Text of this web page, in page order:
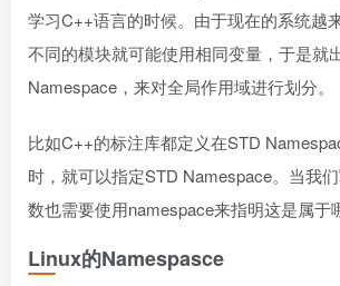
学习C++语言的时候。由于现在的系统越
不同的模块就可能使用相同变量，于是就
Namespace，来对全局作用域进行划分。
比如C++的标注库都定义在STD
时，就可以指定STD Namespace。当我
数也需要使用namespace来指明这是属于
Linux的Namespasce